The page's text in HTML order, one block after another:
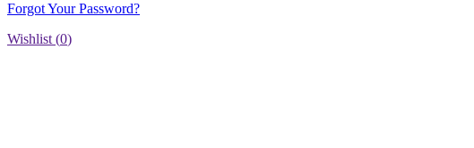
Forgot Your Password?
Wishlist (0)